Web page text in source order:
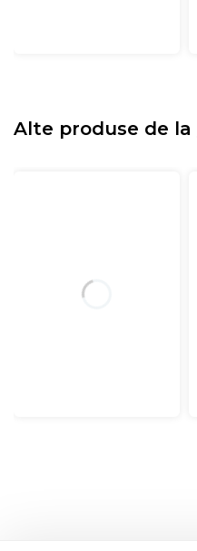
Alte produse de la